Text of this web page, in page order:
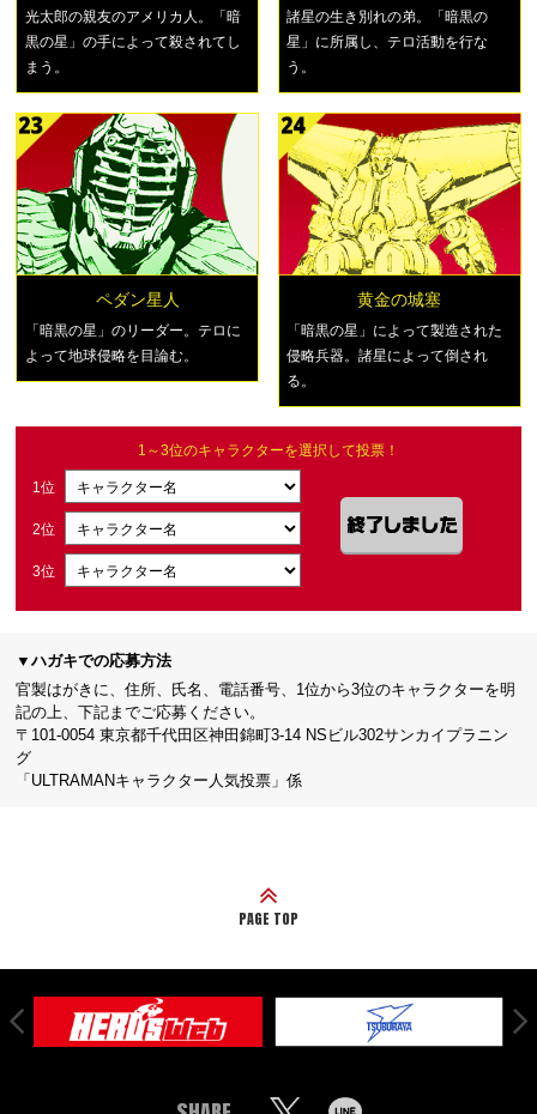
光太郎の親友のアメリカ人。「暗
黒の星」の手によって殺されてし
まう。
諸星の生き別れの弟。「暗黒の
星」に所属し、テロ活動を行な
う。
ペダン星人
「暗黒の星」のリーダー。テロに
よって地球侵略を目論む。
黄金の城塞
「暗黒の星」によって製造された
侵略兵器。諸星によって倒され
る。
1～3位のキャラクターを選択して投票！
1位
2位
3位
▼ハガキでの応募方法
官製はがきに、住所、氏名、電話番号、1位から3位のキャラクターを明
記の上、下記までご応募ください。
〒101-0054 東京都千代田区神田錦町3-14 NSビル302サンカイプラニン
グ
「ULTRAMANキャラクター人気投票」係
PAGE TOP